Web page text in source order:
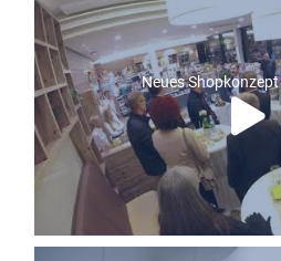
Neues